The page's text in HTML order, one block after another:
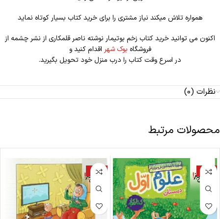
همواره تلاش میکند نیاز مشتری را برای خرید کتاب بسیار کوتاه نماید
اکنون می توانید خرید کتاب زخم بوتیمار نوشته ناصر قلمکاری از نشر چشمه از
فروشگاه بوک شهر اقدام کنید و
در اسرع وقت کتاب را درب منزل خود تحویل بگیرید.
نظرات (0)
محصولات مرتبط
-19%
-20%